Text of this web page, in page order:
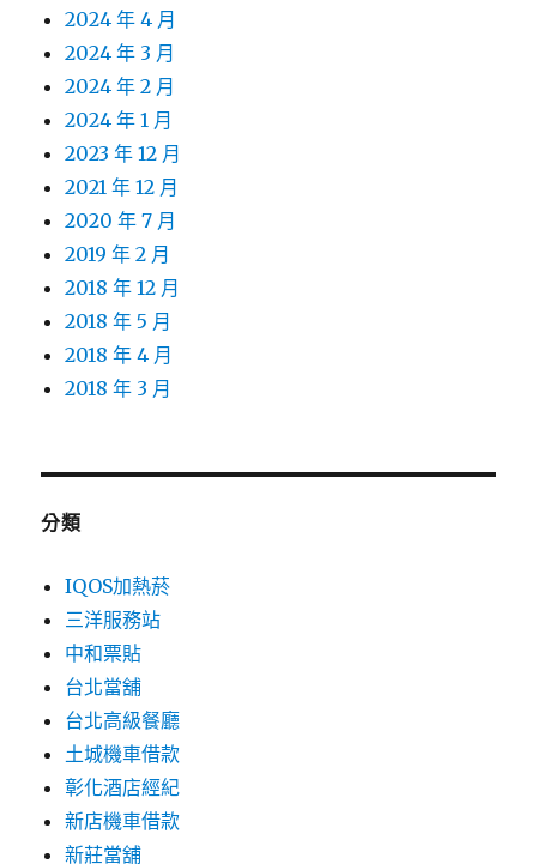
2024 年 4 月
2024 年 3 月
2024 年 2 月
2024 年 1 月
2023 年 12 月
2021 年 12 月
2020 年 7 月
2019 年 2 月
2018 年 12 月
2018 年 5 月
2018 年 4 月
2018 年 3 月
分類
IQOS加熱菸
三洋服務站
中和票貼
台北當舖
台北高級餐廳
土城機車借款
彰化酒店經紀
新店機車借款
新莊當舖